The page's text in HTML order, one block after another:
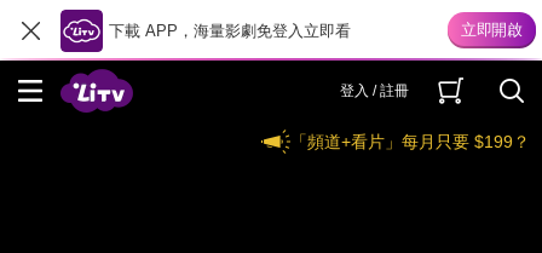
下載 APP，海量影劇免登入立即看
登入 / 註冊
「頻道+看片」每月只要 $199？